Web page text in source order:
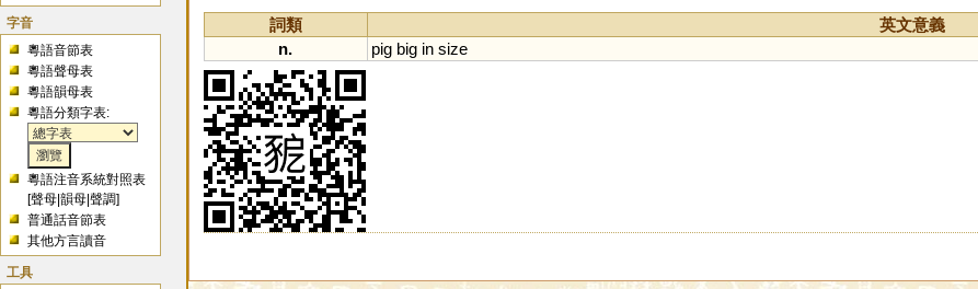
字音
粵語音節表
粵語聲母表
粵語韻母表
粵語分類字表:
粵語注音系統對照表
[聲母 |韻母 |聲調]
普通話音節表
其他方言讀音
工具
詞類
英文意義
n.
pig big in size